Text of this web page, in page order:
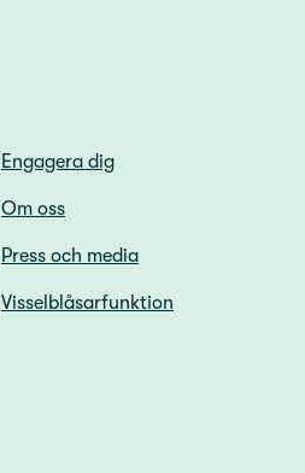
Engagera dig
Om oss
Press och media
Visselblåsarfunktion